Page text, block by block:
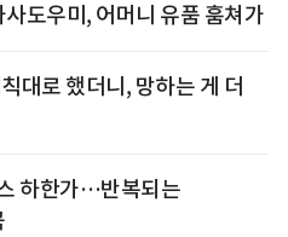
도우미, 어머니 유품 훔쳐가
대로 했더니, 망하는 게 더
하한가…반복되는